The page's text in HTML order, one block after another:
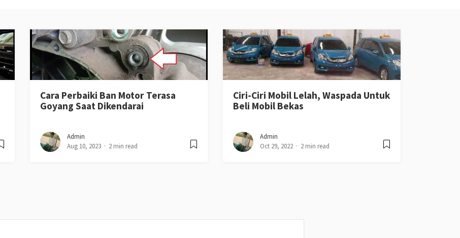
Cara Perbaiki Ban Motor Terasa
Goyang Saat Dikendarai
Admin
Aug 10, 2023
2 min read
Ciri-Ciri Mobil Lelah, Waspada Untuk
Beli Mobil Bekas
Admin
Oct 29, 2022
2 min read